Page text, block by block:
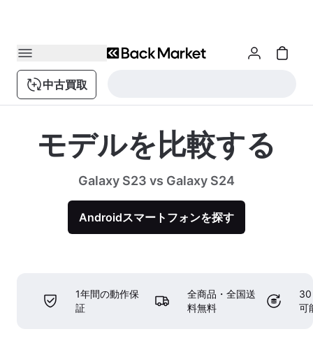
中古買取
モデルを比較する
Galaxy S23 vs Galaxy S24
Androidスマートフォンを探す
1年間の動作保
証
全商品・全国送
料無料
30
可